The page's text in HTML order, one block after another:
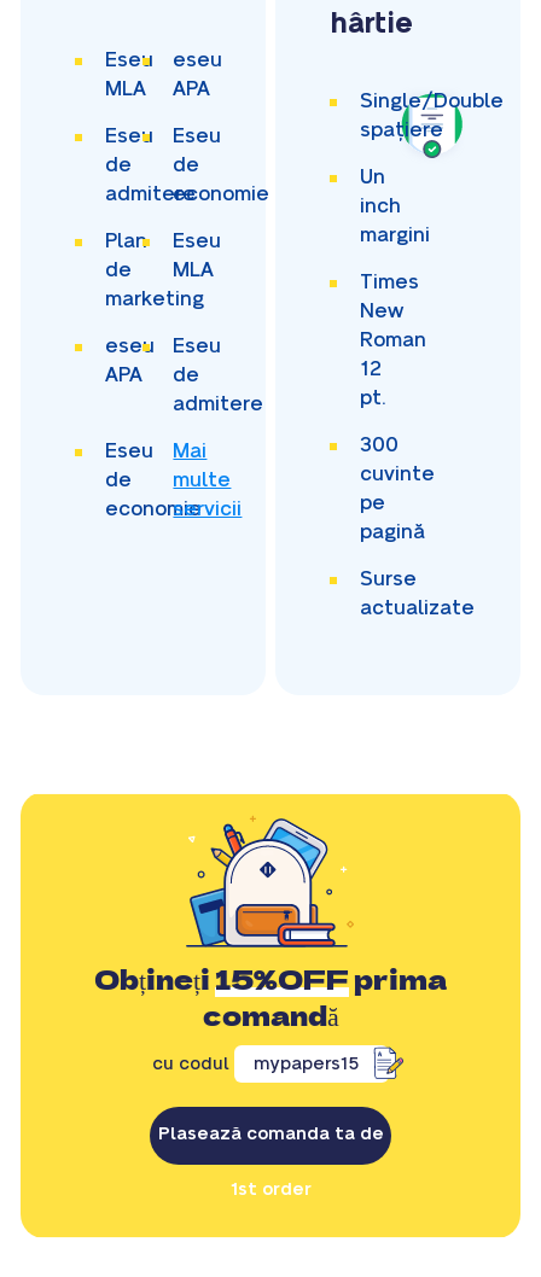
Eseu
MLA
eseu
APA
Eseu
de
admitere
Eseu
de
economie
Plan
de
marketing
Eseu
MLA
eseu
APA
Eseu
de
admitere
Eseu
de
economie
Mai
multe
servicii
hârtie
Single/Double
spațiere
Un
inch
margini
Times
New
Roman
12
pt.
300
cuvinte
pe
pagină
Surse
actualizate
Obțineți15%OFFprima
comandă
cu codul mypapers15
Plasează comanda ta de
1st order